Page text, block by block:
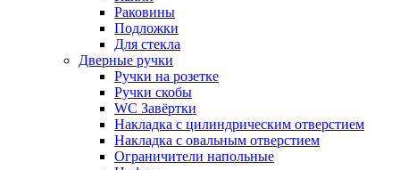
Раковины
Подложки
Для стекла
Дверные ручки
Ручки на розетке
Ручки скобы
WC Завёртки
Накладка с цилиндрическим отверстием
Накладка с овальным отверстием
Ограничители напольные